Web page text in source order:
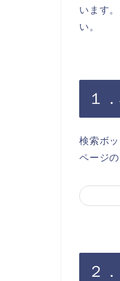
います
い。
１
検索ボ
ページ
２